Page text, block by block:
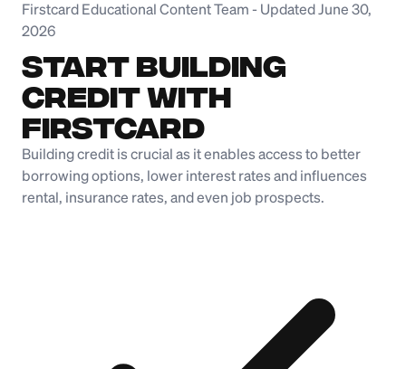
Firstcard Educational Content Team - Updated June 30,
2026
Start Building
Credit with
Firstcard
Building credit is crucial as it enables access to better
borrowing options, lower interest rates and influences
rental, insurance rates, and even job prospects.